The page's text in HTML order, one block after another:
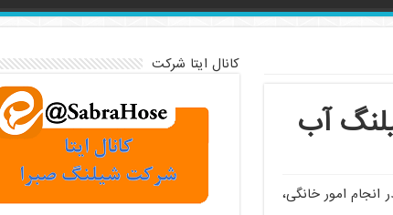
آب
امور خانگی،
کانال ایتا شرکت